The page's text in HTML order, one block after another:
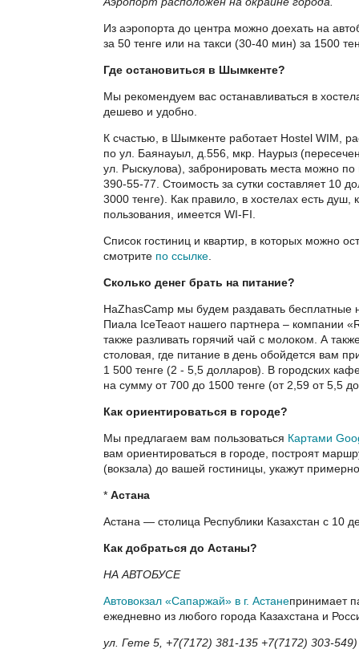
Из аэропорта до центра можно доехать на
за 50 тенге или на такси (30-40 мин) за 1500
Где остановиться в Шымкенте?
Мы рекомендуем вас останавливаться в
дешево и удобно.
К счастью, в Шымкенте работает Hostel WIM,
по ул. Баянауыл, д.556, мкр. Наурыз
ул. Рыскулова), забронировать места можно
390-55-77. Стоимость за сутки составляет 10
3000 тенге). Как правило, в хостелах есть душ,
пользования, имеется WI-FI.
Список гостиниц и квартир, в которых можно
смотрите по ссылке.
Сколько денег брать на питание?
НаZhasCamp мы будем раздавать бесплатные
Пиала IceTeaот нашего партнера – компании
также разливать горячий чай с молоком. А
столовая, где питание в день обойдется вам
1 500 тенге (2 - 5,5 долларов). В городских
на сумму от 700 до 1500 тенге (от 2,59 от 5,5
Как ориентироваться в городе?
Мы предлагаем вам пользоваться Картами
вам ориентироваться в городе, построят
(вокзала) до вашей гостиницы, укажут
* Астана
Астана — столица Республики Казахстан с 10
Как добраться до Астаны?
НА АВТОБУСЕ
Автовокзал «Сапаржай» в г. Астанепринимает
ежедневно из любого города Казахстана и
ул. Гете 5, +7(7172) 381-135 +7(7172) 303-549)